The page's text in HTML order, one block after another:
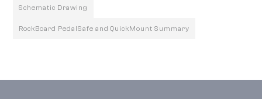
Schematic Drawing
RockBoard PedalSafe and QuickMount Summary